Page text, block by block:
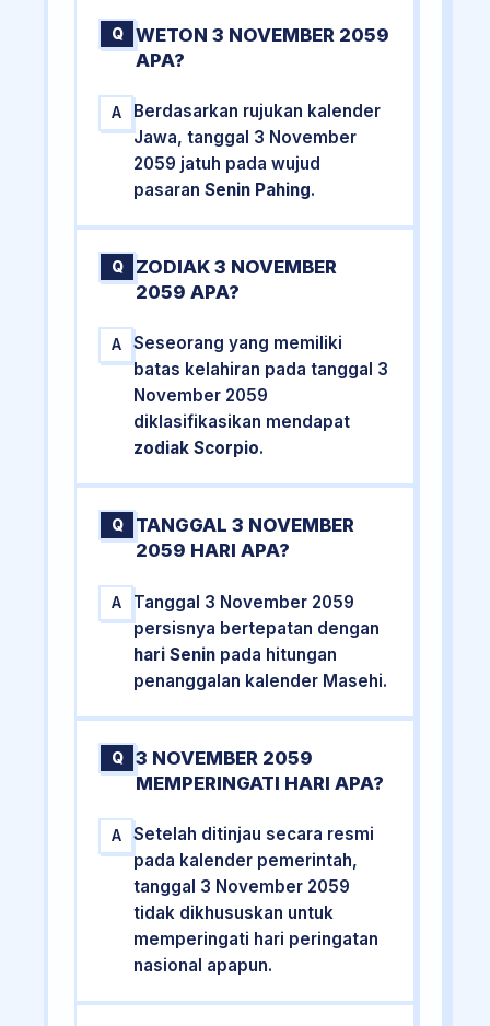
Q
WETON 3 NOVEMBER 2059
APA?
A
Berdasarkan rujukan kalender
Jawa, tanggal 3 November
2059 jatuh pada wujud
pasaranSenin Pahing.
Q
ZODIAK 3 NOVEMBER
2059 APA?
A
Seseorang yang memiliki
batas kelahiran pada tanggal 3
November 2059
diklasifikasikan mendapat
zodiak Scorpio.
Q
TANGGAL 3 NOVEMBER
2059 HARI APA?
A
Tanggal 3 November 2059
persisnya bertepatan dengan
hari Senin pada hitungan
penanggalan kalender Masehi.
Q
3 NOVEMBER 2059
MEMPERINGATI HARI APA?
A
Setelah ditinjau secara resmi
pada kalender pemerintah,
tanggal 3 November 2059
tidak dikhususkan untuk
memperingati hari peringatan
nasional apapun.